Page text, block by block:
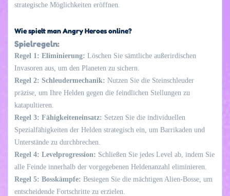
strategische Möglichkeiten eröffnen.
Wie spielt man Angry Heroes online?
Spielregeln:
Regel 1: Eliminierung: Löschen Sie sämtliche außerirdischen
Invasoren aus, um den Planeten zu sichern.
Regel 2: Schleudermechanik: Nutzen Sie die Steinschleuder
präzise, um Ihre Helden gegen die feindlichen Stellungen zu
katapultieren.
Regel 3: Fähigkeiteneinsatz: Setzen Sie die individuellen
Spezialfähigkeiten der Helden strategisch ein, um Barrikaden und
Unterstände zu durchbrechen.
Regel 4: Levelprogression: Schließen Sie jedes Level ab, indem Sie
alle Feinde innerhalb der vorgegebenen Heldenanzahl eliminieren.
Regel 5: Bosskämpfe: Besiegen Sie die mächtigen Alien-Bosse, um
entscheidende Fortschritte zu erzielen.